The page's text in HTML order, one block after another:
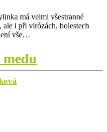
má velmi všestranné
i při virózách, bolestech
vše…